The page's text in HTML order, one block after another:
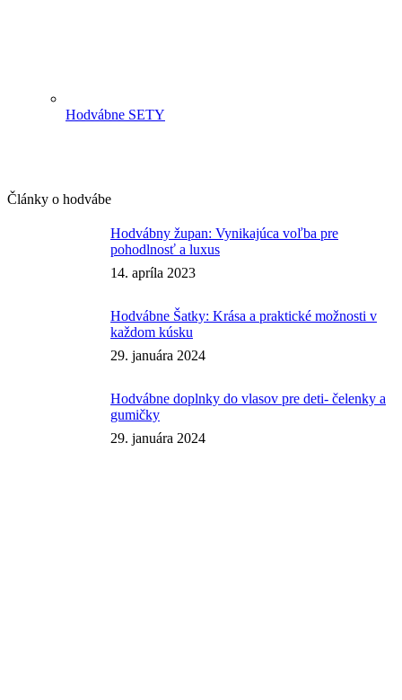
Hodvábne SETY
Články o hodvábe
Hodvábny župan: Vynikajúca voľba pre
pohodlnosť a luxus
14. apríla 2023
Hodvábne Šatky: Krása a praktické možnosti v
každom kúsku
29. januára 2024
Hodvábne doplnky do vlasov pre deti- čelenky a
gumičky
29. januára 2024